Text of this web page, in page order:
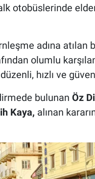
otobüslerinde
adına atılan
olumlu
hızlı ve
bulunan Öz
Kaya, alınan